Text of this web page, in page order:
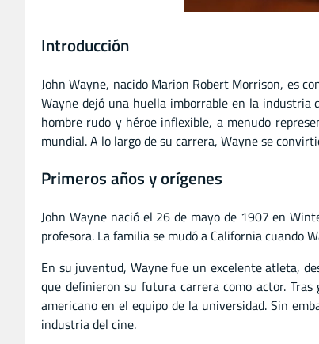
Introducción
John Wayne, nacido Marion Robert Morrison, es
Wayne dejó una huella imborrable en la
hombre rudo y héroe inflexible, a menudo
mundial. A lo largo de su carrera, Wayne se
Primeros años y orígenes
John Wayne nació el 26 de mayo de 1907 en
profesora. La familia se mudó a California cuando
En su juventud, Wayne fue un excelente atleta,
que definieron su futura carrera como actor.
americano en el equipo de la universidad. Sin
industria del cine.